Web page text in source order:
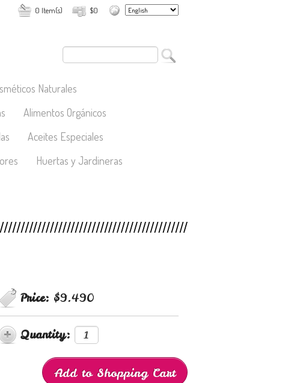
$0
0 Item(s)
Naturales
Alimentos Orgánicos
Aceites Especiales
Huertas y Jardineras
Price: $9.490
Quantity: